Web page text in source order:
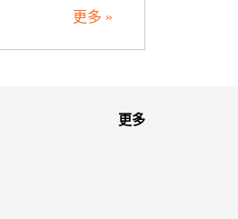
更多 »
更多